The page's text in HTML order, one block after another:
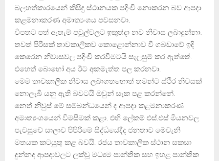
බලහත්කාරයෙන් කිසිඳු ස්ථානයක පදිංචි නොකරන බව ආපදා
කළමනාකරණ අමාත්‍යංශය පවසනවා.
විපතට පත් ඇතැම් පවුල්වලට ඉකුත්දා නව නිවාස ලබාදුන්නා.
තවත් පිරිසක් තාවකාලිකව කොළොන්නාව වී ගබඩාවේ ඉදි
කෙරෙන නිවාසවල පදිංචි කරවීමටයි සැලසුම් කර ඇත්තේ.
එහෙත් බොහෝ අය ඊට අකමැත්ත පල කරනවා.
මෙම තාවකාලික නිවාස ලබාගතහොත් තමන්ට ස්ථීර නිවසක්
නොලැබී යනු ඇති බවටයි ඔවුන් සැක පළ කරන්නේ.
නෙත් නිවුස් මේ සම්බන්ධයෙන් ද ආපදා කළමනාකරණ
අමාත්‍යංශයෙන් විමසීමක් කළා. එහි ලේකම් එස්.එස් මියනවල
පැවසුවේ සාලාව පිපිරීමේ සිද්ධියේදීද ජනතාව මෙවැනි
මතයක කටයුතු කළ බවයි. රජය තාවකාලික ස්ථාන සකසා
දුන්නද ආපදාවලට ලක්වූ මධ්‍යම පාන්තික සහ ඉහළ පාන්තික